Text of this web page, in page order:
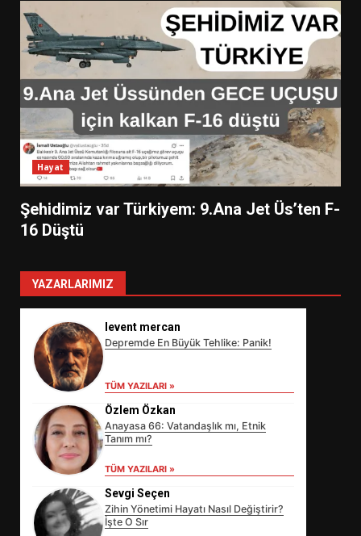
Hayat
Şehidimiz var Türkiyem: 9.Ana Jet Üs’ten F-
16 Düştü
YAZARLARIMIZ
levent mercan
Depremde En Büyük Tehlike: Panik!
TÜM YAZILARI »
Özlem Özkan
Anayasa 66: Vatandaşlık mı, Etnik
Tanım mı?
TÜM YAZILARI »
Sevgi Seçen
Zihin Yönetimi Hayatı Nasıl Değiştirir?
İşte O Sır